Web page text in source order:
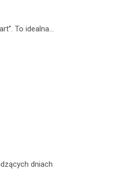
To idealna…
dniach